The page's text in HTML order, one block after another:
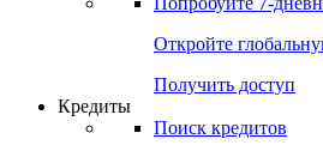
Откройте
Получить доступ
Кредиты
Поиск кредитов